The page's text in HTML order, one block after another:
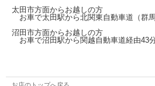
太田市方面からお越しの方
お車で太田駅から北関東自動車道（群馬
沼田市方面からお越しの方
お車で沼田駅から関越自動車道経由43